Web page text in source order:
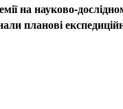
на науково-
планові